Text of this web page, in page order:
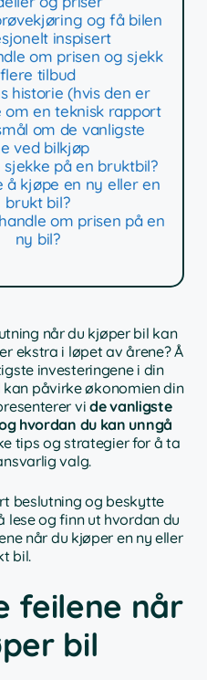
og få bilen
inspisert
om prisen og sjekk
flere tilbud
historie (hvis den er
om en teknisk rapport
om de vanligste
ved bilkjøp
på en bruktbil?
å kjøpe en ny eller en
brukt bil?
om prisen på en
ny bil?
når du kjøper bil kan
ekstra i løpet av årene? Å
investeringene i din
påvirke økonomien din
vi de vanligste
hvordan du kan unngå
tips og strategier for å ta
valg.
beslutning og beskytte
og finn ut hvordan du
når du kjøper en ny eller
bil.
feilene når
bil